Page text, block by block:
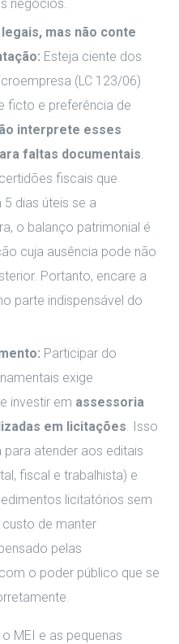
negócios.
mas não conte
Esteja ciente dos
(LC 123/06)
ficto e preferência de
interprete esses
faltas documentais.
fiscais que
dias úteis se a
o balanço patrimonial é
cuja ausência pode não
Portanto, encare a
parte indispensável do
Participar do
exige
investir em assessoria
em licitações. Isso
para atender aos editais
fiscal e trabalhista) e
licitatórios sem
de manter
pelas
o poder público que se
MEI e as pequenas